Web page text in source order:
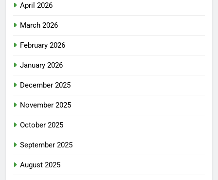
April 2026
March 2026
February 2026
January 2026
December 2025
November 2025
October 2025
September 2025
August 2025